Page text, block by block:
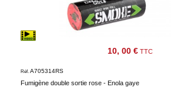
10, 00 € TTC
Fumigène double sortie rose - Enola gaye
Réf. A705314RS